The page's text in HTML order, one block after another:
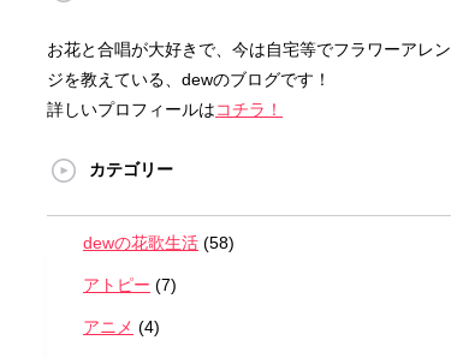
お花と合唱が大好きで、今は自宅等でフラワーアレン
ジを教えている、dewのブログです！
詳しいプロフィールはコチラ！
カテゴリー
dewの花歌生活 (58)
アトピー (7)
アニメ (4)